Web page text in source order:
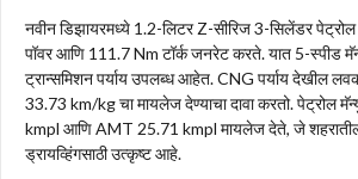
नवीन डिझायरमध्ये 1.2-लिटर Z-सीरिज 3-सिलेंडर
पॉवर आणि 111.7 Nm टॉर्क जनरेट करते. यात 5-स्पीड
ट्रान्समिशन पर्याय उपलब्ध आहेत. CNG पर्याय देखील
33.73 km/kg चा मायलेज देण्याचा दावा करतो. पेट्रोल
kmpl आणि AMT 25.71 kmpl मायलेज देते, जे
ड्रायव्हिंगसाठी उत्कृष्ट आहे.